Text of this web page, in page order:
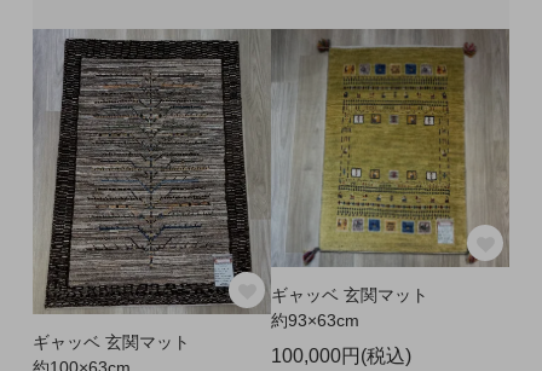
ギャッベ 玄関マット
約100×63cm
ギャッベ 玄関マット
約93×63cm
100,000円(税込)